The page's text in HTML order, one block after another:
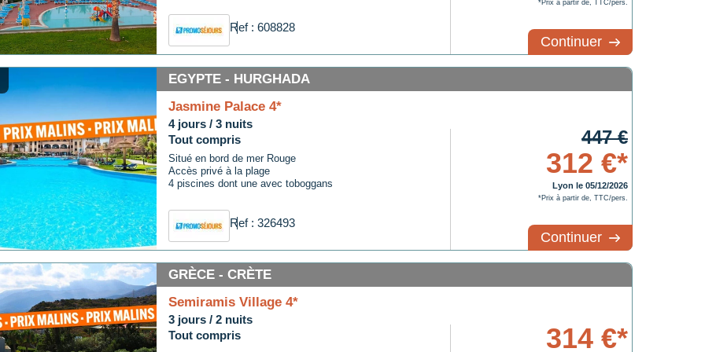
Ref : 608828
*Prix à partir de, TTC/pers.
Continuer
EGYPTE - HURGHADA
Jasmine Palace 4*
4 jours / 3 nuits
Tout compris
Situé en bord de mer Rouge
Accès privé à la plage
4 piscines dont une avec toboggans
Ref : 326493
447 €
312 €*
Lyon le 05/12/2026
*Prix à partir de, TTC/pers.
Continuer
GRÈCE - CRÈTE
Semiramis Village 4*
3 jours / 2 nuits
Tout compris
314 €*